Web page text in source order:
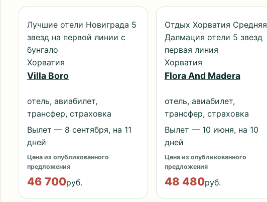
Лучшие отели Новиграда 5
звезд на первой линии с
бунгало
Хорватия
Villa Boro
отель, авиабилет,
трансфер, страховка
Вылет — 8 сентября, на 11
дней
Цена из опубликованного
предложения
46 700руб.
Отдых Хорватия Средняя
Далмация отели 5 звезд
первая линия
Хорватия
Flora And Madera
отель, авиабилет,
трансфер, страховка
Вылет — 10 июня, на 10
дней
Цена из опубликованного
предложения
48 480руб.